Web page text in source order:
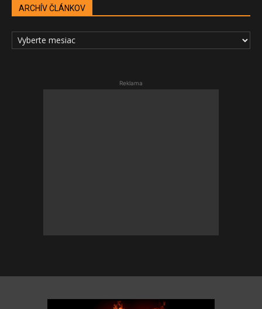
ARCHÍV ČLÁNKOV
ARCHÍV
ČLÁNKOV
Reklama